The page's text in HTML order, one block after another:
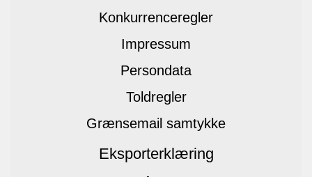
Konkurrenceregler
Impressum
Persondata
Toldregler
Grænsemail samtykke
Eksporterklæring